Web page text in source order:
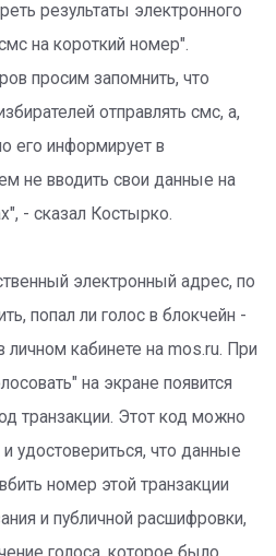
результаты электронного
на короткий номер".
просим запомнить, что
отправлять смс, а,
его информирует в
не вводить свои данные на
- сказал Костырко.
электронный адрес, по
попал ли голос в блокчейн -
кабинете на mos.ru. При
на экране появится
транзакции. Этот код можно
и удостовериться, что данные
номер этой транзакции
и публичной расшифровки,